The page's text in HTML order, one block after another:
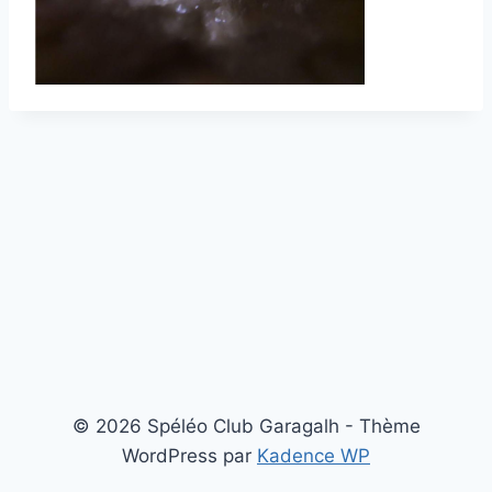
© 2026 Spéléo Club Garagalh - Thème
WordPress par Kadence WP